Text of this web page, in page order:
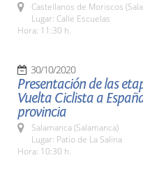
Castellanos de Moriscos
Lugar: Calle Escuelas
Hora: 11:30 h.
30/10/2020
Presentación de las
Vuelta Ciclista a
provincia
Salamanca (Salamanca)
Lugar: Patio de La Salina
Hora: 10:30 h.